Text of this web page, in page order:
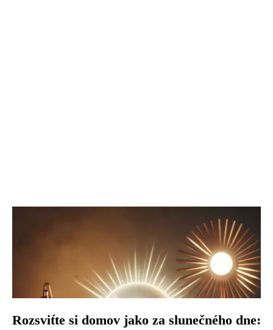
Rozsvit́te si domov jako za slunečného dne: